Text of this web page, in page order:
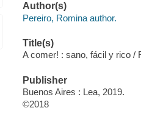
Author(s)
Pereiro, Romina author.
Title(s)
A comer! : sano, fácil y rico /
Publisher
Buenos Aires : Lea, 2019.
©2018